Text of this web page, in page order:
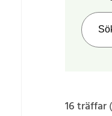
Sök
16 träffar